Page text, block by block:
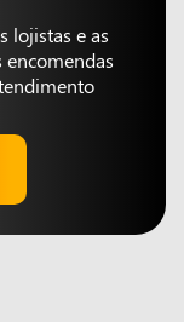
lojistas e as